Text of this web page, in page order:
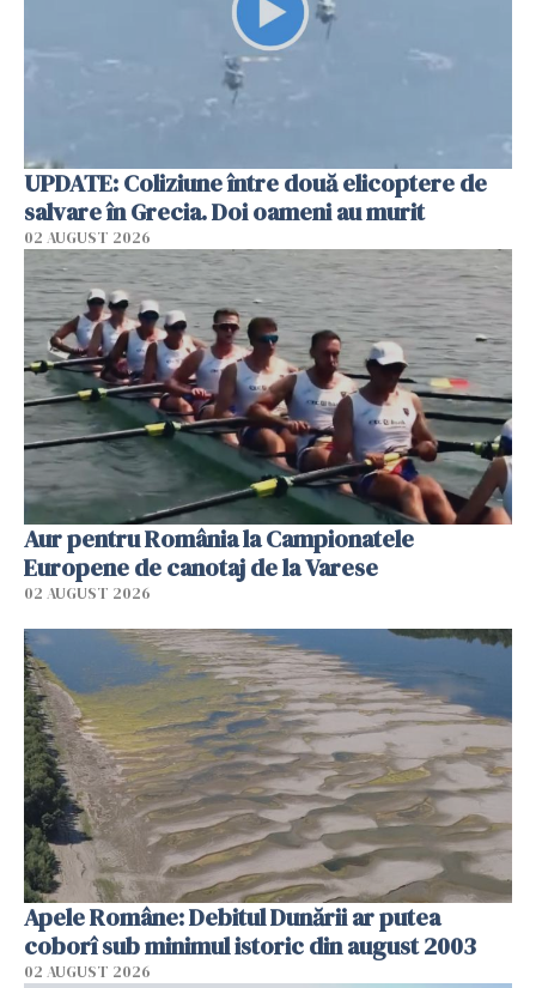
UPDATE: Coliziune între două elicoptere de
salvare în Grecia. Doi oameni au murit
02 AUGUST 2026
Aur pentru România la Campionatele
Europene de canotaj de la Varese
02 AUGUST 2026
Apele Române: Debitul Dunării ar putea
coborî sub minimul istoric din august 2003
02 AUGUST 2026